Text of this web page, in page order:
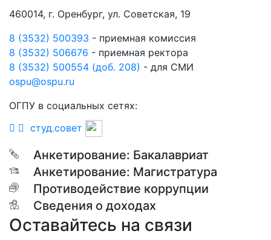
460014, г. Оренбург, ул. Советская, 19
8 (3532) 500393 - приемная комиссия
8 (3532) 506676 - приемная ректора
8 (3532) 500554 (доб. 208) - для СМИ
ospu@ospu.ru
ОГПУ в социальных сетях:
студ.совет
Анкетирование: Бакалавриат
Анкетирование: Магистратура
Противодействие коррупции
Сведения о доходах
Оставайтесь на связи